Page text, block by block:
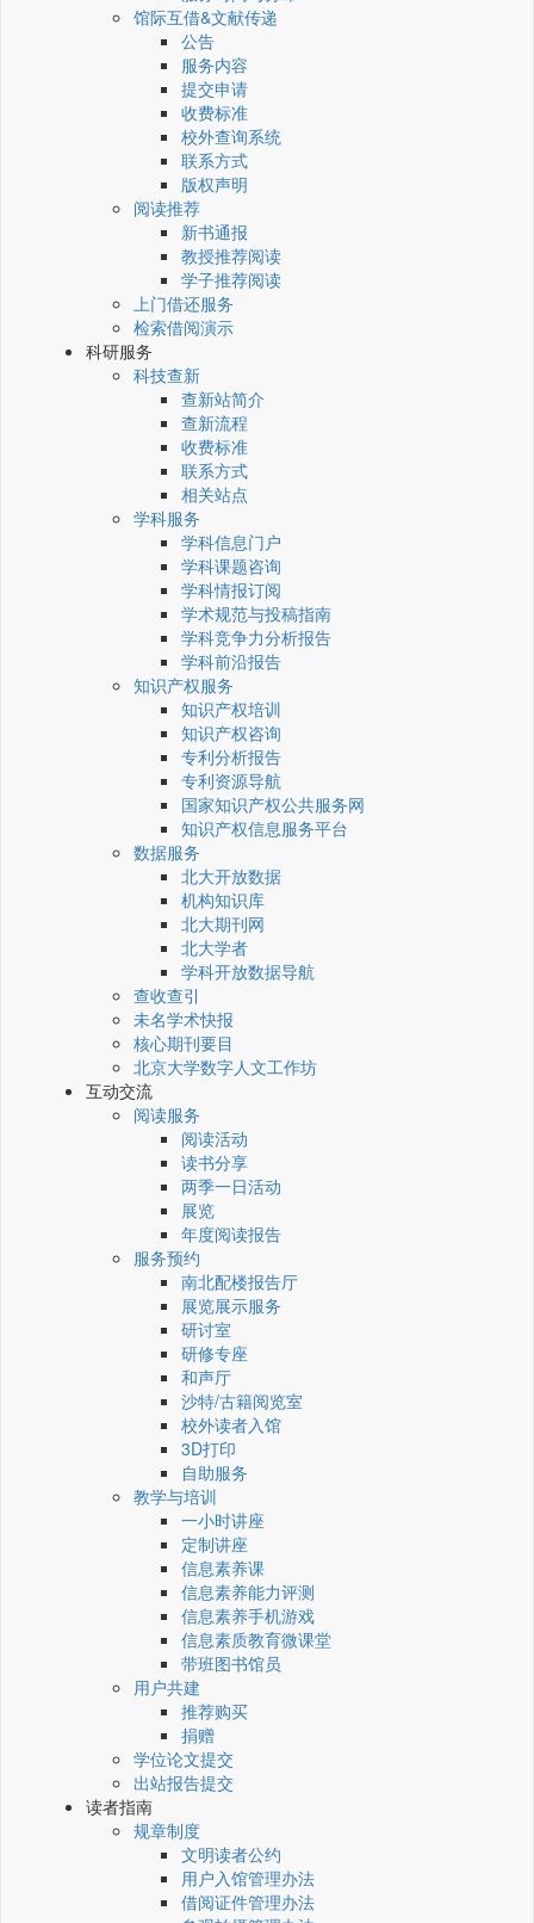
馆际互借&文献传递
公告
服务内容
提交申请
收费标准
校外查询系统
联系方式
版权声明
阅读推荐
新书通报
教授推荐阅读
学子推荐阅读
上门借还服务
检索借阅演示
科研服务
科技查新
查新站简介
查新流程
收费标准
联系方式
相关站点
学科服务
学科信息门户
学科课题咨询
学科情报订阅
学术规范与投稿指南
学科竞争力分析报告
学科前沿报告
知识产权服务
知识产权培训
知识产权咨询
专利分析报告
专利资源导航
国家知识产权公共服务网
知识产权信息服务平台
数据服务
北大开放数据
机构知识库
北大期刊网
北大学者
学科开放数据导航
查收查引
未名学术快报
核心期刊要目
北京大学数字人文工作坊
互动交流
阅读服务
阅读活动
读书分享
两季一日活动
展览
年度阅读报告
服务预约
南北配楼报告厅
展览展示服务
研讨室
研修专座
和声厅
沙特/古籍阅览室
校外读者入馆
3D打印
自助服务
教学与培训
一小时讲座
定制讲座
信息素养课
信息素养能力评测
信息素养手机游戏
信息素质教育微课堂
带班图书馆员
用户共建
推荐购买
捐赠
学位论文提交
出站报告提交
读者指南
规章制度
文明读者公约
用户入馆管理办法
借阅证件管理办法